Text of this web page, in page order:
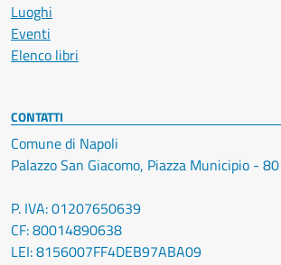
Luoghi
Eventi
Elenco libri
CONTATTI
Comune di Napoli
Palazzo San Giacomo, Piazza Municipio -
P. IVA: 01207650639
CF: 80014890638
LEI: 8156007FF4DEB97ABA09